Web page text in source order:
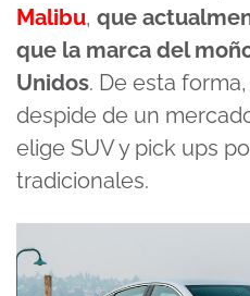
Malibu, que
que la marca del
Unidos. De esta
despide de un
elige SUV y pick ups
tradicionales.